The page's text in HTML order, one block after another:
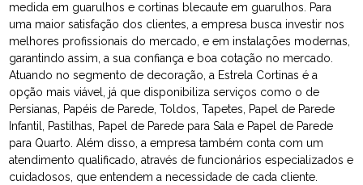
medida em guarulhos e cortinas blecaute em guarulhos. Para
uma maior satisfação dos clientes, a empresa busca investir nos
melhores profissionais do mercado, e em instalações modernas,
garantindo assim, a sua confiança e boa cotação no mercado.
Atuando no segmento de decoração, a Estrela Cortinas é a
opção mais viável, já que disponibiliza serviços como o de
Persianas, Papéis de Parede, Toldos, Tapetes, Papel de Parede
Infantil, Pastilhas, Papel de Parede para Sala e Papel de Parede
para Quarto. Além disso, a empresa também conta com um
atendimento qualificado, através de funcionários especializados e
cuidadosos, que entendem a necessidade de cada cliente.